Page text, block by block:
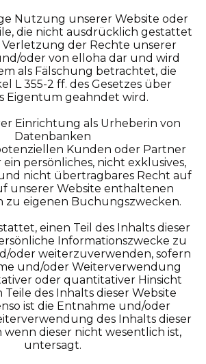
Nutzung unserer Website oder
die nicht ausdrücklich gestattet
Verletzung der Rechte unserer
oder von elloha dar und wird
als Fälschung betrachtet, die
L 355-2 ff. des Gesetzes über
Eigentum geahndet wird.
Einrichtung als Urheberin von
Datenbanken
Kunden oder Partner
persönliches, nicht exklusives,
nicht übertragbares Recht auf
unserer Website enthaltenen
zu eigenen Buchungszwecken.
einen Teil des Inhalts dieser
Informationszwecke zu
oder weiterzuverwenden, sofern
und/oder Weiterverwendung
oder quantitativer Hinsicht
des Inhalts dieser Website
ist die Entnahme und/oder
des Inhalts dieser
wenn dieser nicht wesentlich ist,
untersagt.